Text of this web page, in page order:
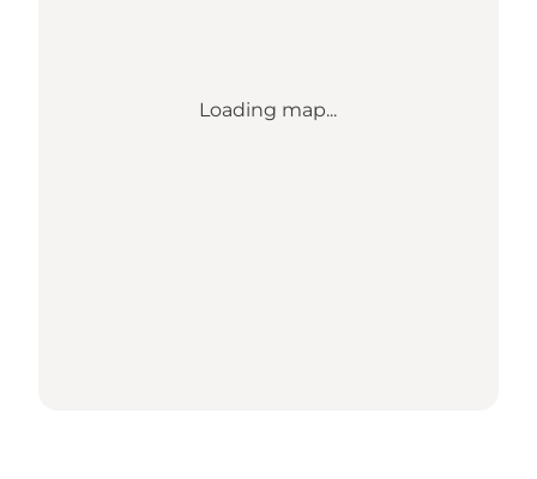
Loading map...